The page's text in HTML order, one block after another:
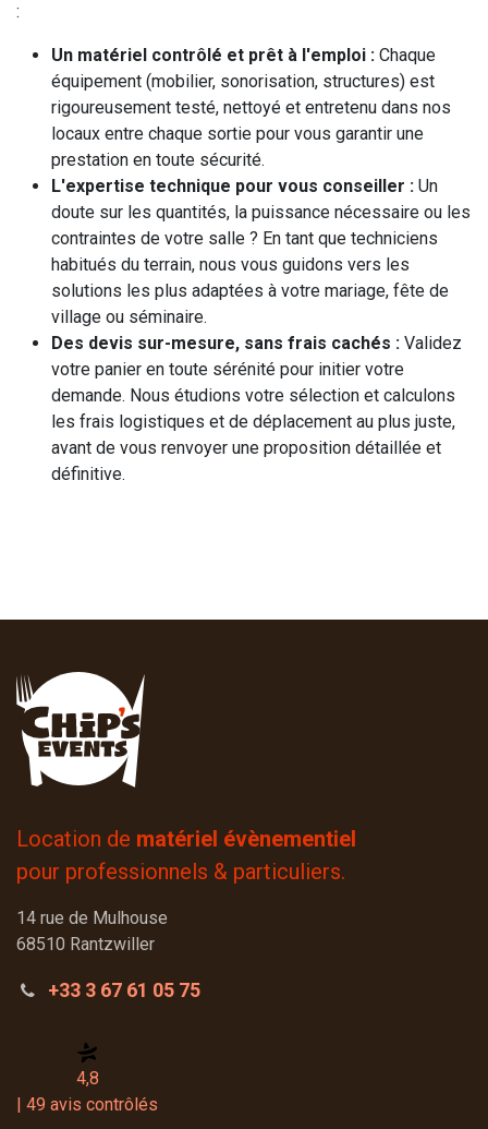
:
Un matériel contrôlé et prêt à l'emploi : Chaque
équipement (mobilier, sonorisation, structures) est
rigoureusement testé, nettoyé et entretenu dans nos
locaux entre chaque sortie pour vous garantir une
prestation en toute sécurité.
L'expertise technique pour vous conseiller : Un
doute sur les quantités, la puissance nécessaire ou les
contraintes de votre salle ? En tant que techniciens
habitués du terrain, nous vous guidons vers les
solutions les plus adaptées à votre mariage, fête de
village ou séminaire.
Des devis sur-mesure, sans frais cachés : Validez
votre panier en toute sérénité pour initier votre
demande. Nous étudions votre sélection et calculons
les frais logistiques et de déplacement au plus juste,
avant de vous renvoyer une proposition détaillée et
définitive.
Location de matériel évènementiel
pour professionnels & particuliers.
14 rue de Mulhouse
68510 Rantzwiller
+33 3 67 61 05 75
4,8
| 49 avis contrôlés